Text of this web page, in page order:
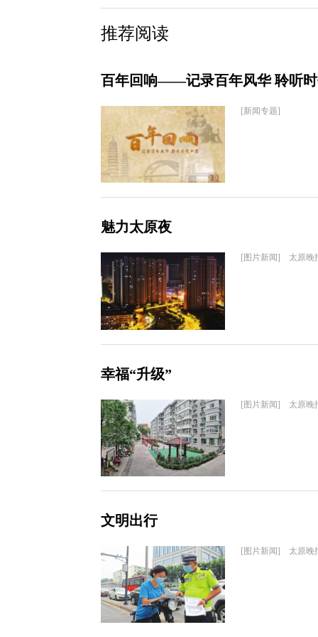
推荐阅读
百年回响——记录百年风华 聆听
[新闻专题]
魅力太原夜
[图片新闻] 太原晚
幸福“升级”
[图片新闻] 太原晚
文明出行
[图片新闻] 太原晚